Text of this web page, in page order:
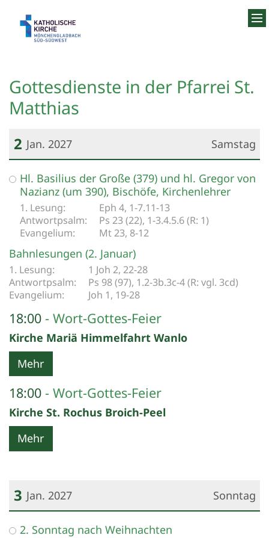
Gottesdienste in der Pfarrei St.
Matthias
Samstag
2 Jan. 2027
Datum: 2. Januar 2027
Hl. Basilius der Große (379) und hl. Gregor von
Nazianz (um 390), Bischöfe, Kirchenlehrer
Eph 4, 1-7.11-13
Ps 23 (22), 1-3.4.5.6 (R: 1)
Mt 23, 8-12
Bahnlesungen (2. Januar)
1 Joh 2, 22-28
Ps 98 (97), 1.2-3b.3c-4 (R: vgl. 3cd)
Joh 1, 19-28
18:00 Wort-Gottes-Feier
Kirche Mariä Himmelfahrt Wanlo
Mehr
18:00 Wort-Gottes-Feier
Kirche St. Rochus Broich-Peel
Mehr
Sonntag
3 Jan. 2027
Datum: 3. Januar 2027
2. Sonntag nach Weihnachten